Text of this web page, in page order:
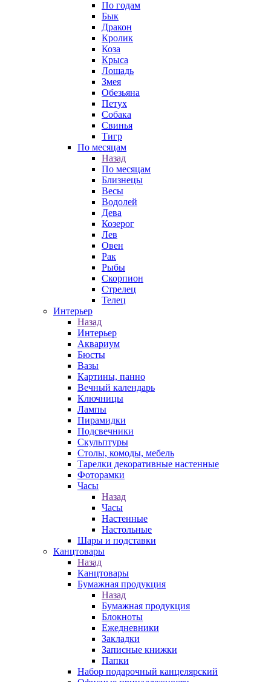
По годам
Бык
Дракон
Кролик
Коза
Крыса
Лошадь
Змея
Обезьяна
Петух
Собака
Свинья
Тигр
По месяцам
Назад
По месяцам
Близнецы
Весы
Водолей
Дева
Козерог
Лев
Овен
Рак
Рыбы
Скорпион
Стрелец
Телец
Интерьер
Назад
Интерьер
Аквариум
Бюсты
Вазы
Картины, панно
Вечный календарь
Ключницы
Лампы
Пирамидки
Подсвечники
Скульптуры
Столы, комоды, мебель
Тарелки декоративные настенные
Фоторамки
Часы
Назад
Часы
Настенные
Настольные
Шары и подставки
Канцтовары
Назад
Канцтовары
Бумажная продукция
Назад
Бумажная продукция
Блокноты
Ежедневники
Закладки
Записные книжки
Папки
Набор подарочный канцелярский